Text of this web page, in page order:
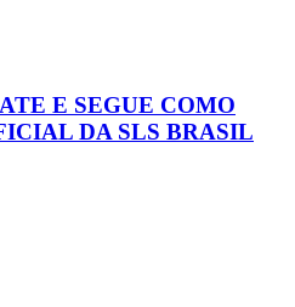
E SEGUE COMO
DA SLS BRASIL